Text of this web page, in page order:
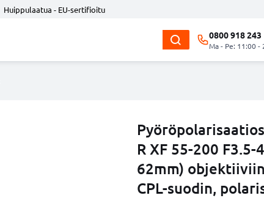
Huippulaatua - EU-sertifioitu
0800 918 243
Ma - Pe: 11:00 -
R XF 55-200 F3.5-
62mm)
CPL-suodin,